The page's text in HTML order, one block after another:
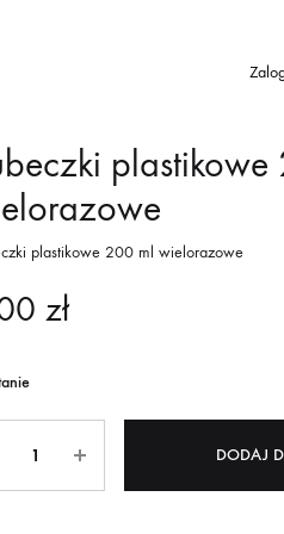
plastikowe 200 ml wielorazowe
zł
DODAJ